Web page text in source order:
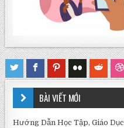
BÀI VIẾT MỚI
Hướng Dẫn Học Tập, Giáo